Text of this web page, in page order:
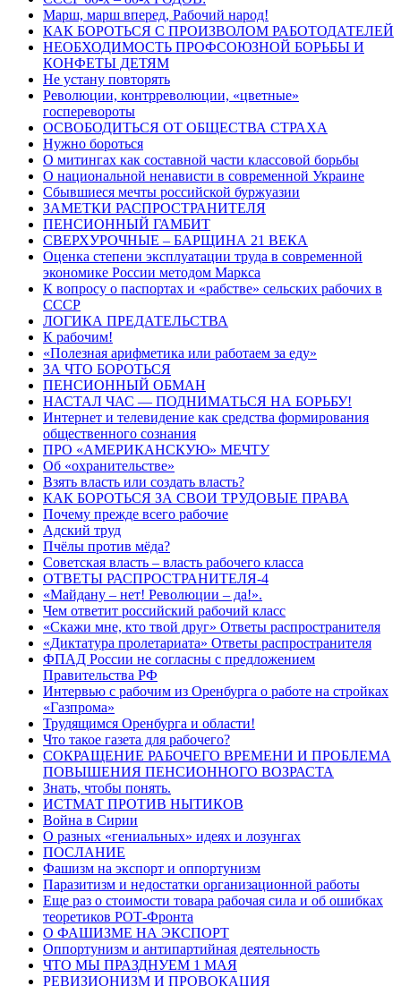
Марш, марш вперед, Рабочий народ!
КАК БОРОТЬСЯ С ПРОИЗВОЛОМ РАБОТОДАТЕЛЕЙ
НЕОБХОДИМОСТЬ ПРОФСОЮЗНОЙ БОРЬБЫ И
КОНФЕТЫ ДЕТЯМ
Не устану повторять
Революции, контрреволюции, «цветные»
госперевороты
ОСВОБОДИТЬСЯ ОТ ОБЩЕСТВА СТРАХА
Нужно бороться
О митингах как составной части классовой борьбы
О национальной ненависти в современной Украине
Сбывшиеся мечты российской буржуазии
ЗАМЕТКИ РАСПРОСТРАНИТЕЛЯ
ПЕНСИОННЫЙ ГАМБИТ
СВЕРХУРОЧНЫЕ – БАРЩИНА 21 ВЕКА
Оценка степени эксплуатации труда в современной
экономике России методом Маркса
К вопросу о паспортах и «рабстве» сельских рабочих в
СССР
ЛОГИКА ПРЕДАТЕЛЬСТВА
К рабочим!
«Полезная арифметика или работаем за еду»
ЗА ЧТО БОРОТЬСЯ
ПЕНСИОННЫЙ ОБМАН
НАСТАЛ ЧАС — ПОДНИМАТЬСЯ НА БОРЬБУ!
Интернет и телевидение как средства формирования
общественного сознания
ПРО «АМЕРИКАНСКУЮ» МЕЧТУ
Об «охранительстве»
Взять власть или создать власть?
КАК БОРОТЬСЯ ЗА СВОИ ТРУДОВЫЕ ПРАВА
Почему прежде всего рабочие
Адский труд
Пчёлы против мёда?
Советская власть – власть рабочего класса
ОТВЕТЫ РАСПРОСТРАНИТЕЛЯ-4
«Майдану – нет! Революции – да!».
Чем ответит российский рабочий класс
«Скажи мне, кто твой друг» Ответы распространителя
«Диктатура пролетариата» Ответы распространителя
ФПАД России не согласны с предложением
Правительства РФ
Интервью с рабочим из Оренбурга о работе на стройках
«Газпрома»
Трудящимся Оренбурга и области!
Что такое газета для рабочего?
СОКРАЩЕНИЕ РАБОЧЕГО ВРЕМЕНИ И ПРОБЛЕМА
ПОВЫШЕНИЯ ПЕНСИОННОГО ВОЗРАСТА
Знать, чтобы понять.
ИСТМАТ ПРОТИВ НЫТИКОВ
Война в Сирии
О разных «гениальных» идеях и лозунгах
ПОСЛАНИЕ
Фашизм на экспорт и оппортунизм
Паразитизм и недостатки организационной работы
Еще раз о стоимости товара рабочая сила и об ошибках
теоретиков РОТ-Фронта
О ФАШИЗМЕ НА ЭКСПОРТ
Оппортунизм и антипартийная деятельность
ЧТО МЫ ПРАЗДНУЕМ 1 МАЯ
РЕВИЗИОНИЗМ И ПРОВОКАЦИЯ